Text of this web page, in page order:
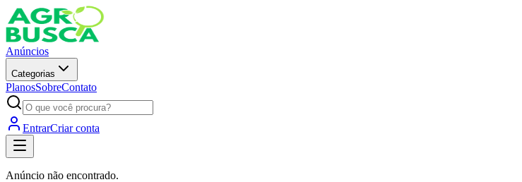
Anúncios
Categorias
PlanosSobreContato
EntrarCriar conta
Anúncio não encontrado.